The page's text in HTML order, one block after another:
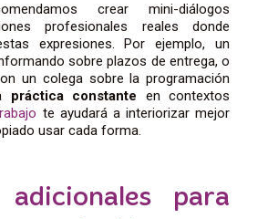
crear mini-diálogos
profesionales reales donde
expresiones. Por ejemplo, un
sobre plazos de entrega, o
un colega sobre la programación
práctica constante en contextos
te ayudará a interiorizar mejor
usar cada forma.
adicionales para